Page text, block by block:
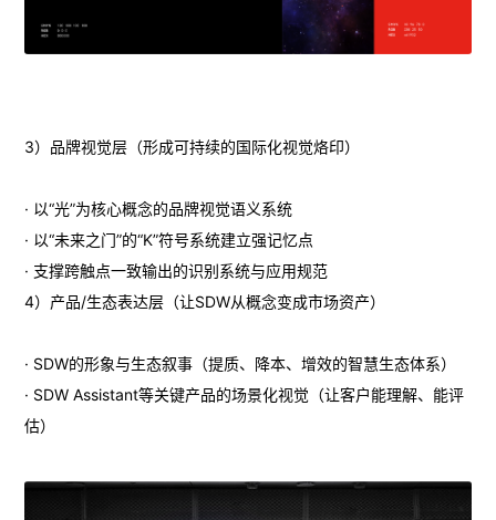
3）品牌视觉层（形成可持续的国际化视觉烙印）
· 以“光”为核心概念的品牌视觉语义系统
· 以“未来之门”的“K”符号系统建立强记忆点
· 支撑跨触点一致输出的识别系统与应用规范
4）产品/生态表达层（让SDW从概念变成市场资产）
· SDW的形象与生态叙事（提质、降本、增效的智慧生态体系）
· SDW Assistant等关键产品的场景化视觉（让客户能理解、能评
估）